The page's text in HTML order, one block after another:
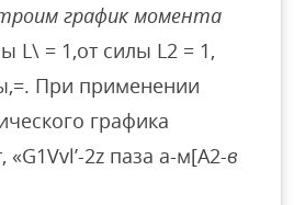
график момента
L\ = 1,от силы L2 = 1,
При применении
графика
2z паза а-м[А2-в